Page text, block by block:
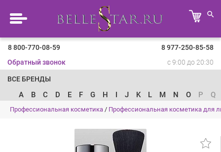
8 800-770-08-59
8 977-250-85-58
Обратный звонок
с 9:00 до 20:30
ВСЕ БРЕНДЫ
A B C D E F G H I J K L M N O P Q
Профессиональная косметика / Профессиональная косметика для